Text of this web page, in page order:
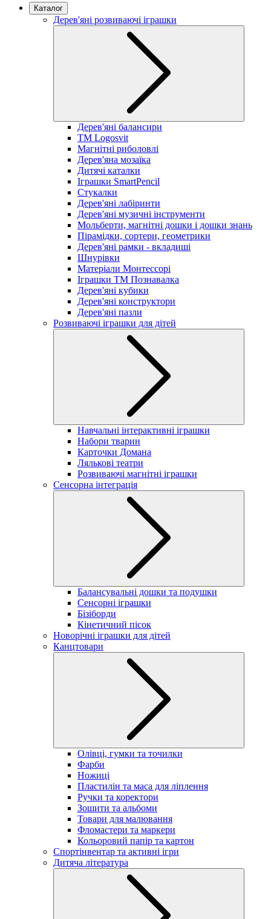
Каталог
Дерев'яні розвиваючі іграшки
Дерев'яні балансири
TM Logosvit
Магнітні риболовлі
Дерев'яна мозаїка
Дитячі каталки
Іграшки SmartPencil
Стукалки
Дерев'яні лабіринти
Дерев'яні музичні інструменти
Мольберти, магнітні дошки і дошки знань
Пірамідки, сортери, геометрики
Дерев'яні рамки - вкладиші
Шнурівки
Матеріали Монтессорі
Іграшки ТМ Познавалка
Дерев'яні кубики
Дерев'яні конструктори
Дерев'яні пазли
Розвиваючі іграшки для дітей
Навчальні інтерактивні іграшки
Набори тварин
Карточки Домана
Лялькові театри
Розвиваючі магнітні іграшки
Сенсорна інтеграція
Балансувальні дошки та подушки
Сенсорні іграшки
Бізіборди
Кінетичний пісок
Новорічні іграшки для дітей
Канцтовари
Олівці, гумки та точилки
Фарби
Ножиці
Пластилін та маса для ліплення
Ручки та коректори
Зошити та альбоми
Товари для малювання
Фломастери та маркери
Кольоровий папір та картон
Спортінвентар та активні ігри
Дитяча література